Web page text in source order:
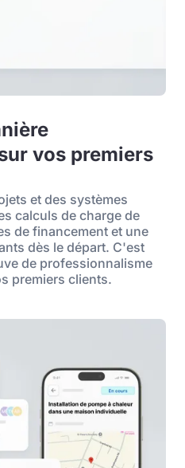
vos premiers
et des systèmes
calculs de charge de
de financement et une
dès le départ. C'est
de professionnalisme
premiers clients.